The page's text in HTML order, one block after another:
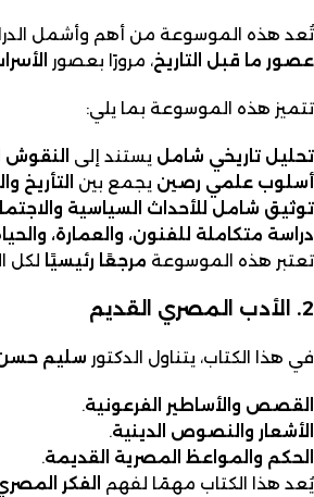
تُعد هذه الموسوعة من أهم وأشمل
عصور ما قبل التاريخ، مرورًا بعصور
تتميز هذه الموسوعة بما يلي:
تحليل تاريخي شامل يستند إلى النقوش
أسلوب علمي رصين يجمع بين التأريخ
توثيق شامل للأحداث السياسية
دراسة متكاملة للفنون، والعمارة،
تعتبر هذه الموسوعة مرجعًا رئيسيًا لكل
2. الأدب المصري القديم
في هذا الكتاب، يتناول الدكتور سليم
القصص والأساطير الفرعونية.
الأشعار والنصوص الدينية.
الحكم والمواعظ المصرية القديمة.
يُعد هذا الكتاب مهمًا لفهم
الفكر